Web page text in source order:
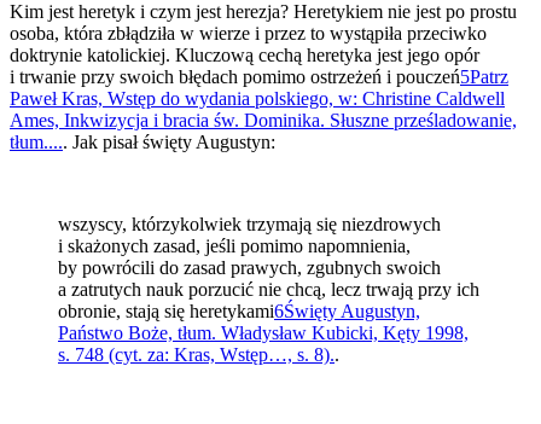
Kim jest heretyk i czym jest herezja? Heretykiem nie jest po prostu
osoba, która zbłądziła w wierze i przez to wystąpiła przeciwko
doktrynie katolickiej. Kluczową cechą heretyka jest jego opór
i trwanie przy swoich błędach pomimo ostrzeżeń i pouczeń5Patrz
Paweł Kras, Wstęp do wydania polskiego, w: Christine Caldwell
Ames, Inkwizycja i bracia św. Dominika. Słuszne prześladowanie,
tłum..... Jak pisał święty Augustyn:
wszyscy, którzykolwiek trzymają się niezdrowych
i skażonych zasad, jeśli pomimo napomnienia,
by powrócili do zasad prawych, zgubnych swoich
a zatrutych nauk porzucić nie chcą, lecz trwają przy ich
obronie, stają się heretykami6Święty Augustyn,
Państwo Boże, tłum. Władysław Kubicki, Kęty 1998,
s. 748 (cyt. za: Kras, Wstęp…, s. 8)..